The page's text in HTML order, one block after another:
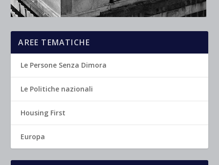
AREE TEMATICHE
Le Persone Senza Dimora
Le Politiche nazionali
Housing First
Europa